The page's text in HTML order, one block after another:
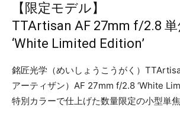
【限定モデル】
TTArtisan AF 27mm f/2.8
‘White Limited Edition’
銘匠光学（めいしょうこうがく）
アーティザン）AF 27mm f/2.8 ‘White
特別カラーで仕上げた数量限定の小型単焦